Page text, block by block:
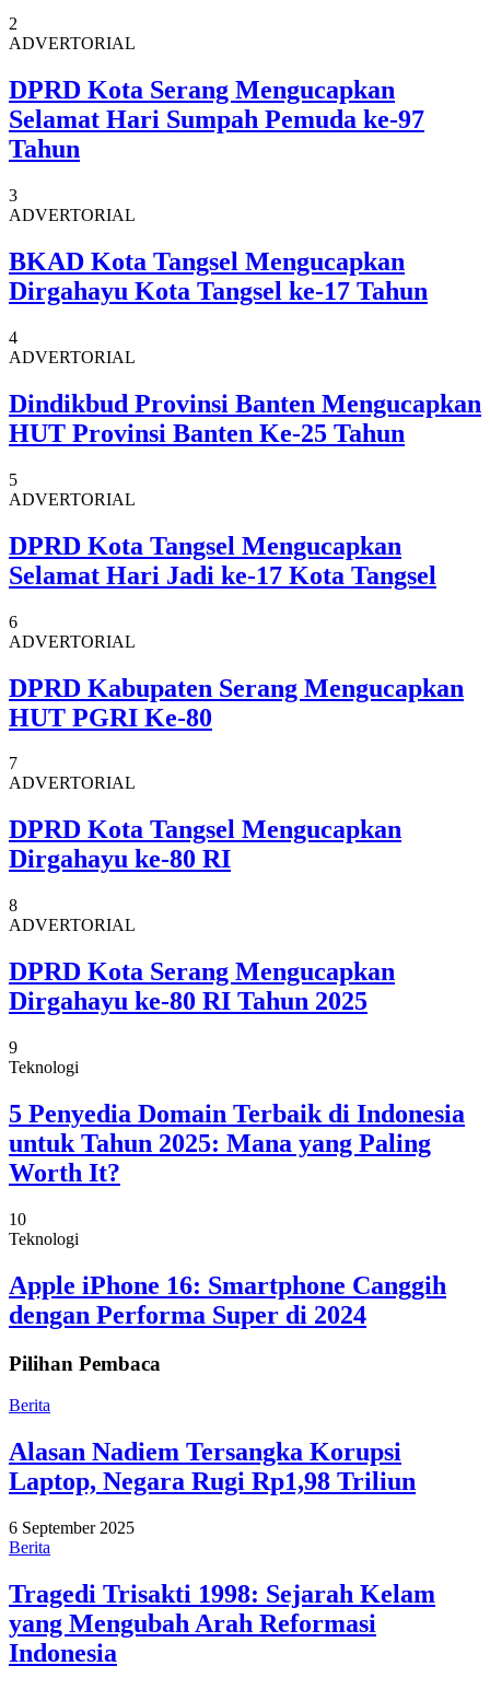
2
ADVERTORIAL
DPRD Kota Serang Mengucapkan
Selamat Hari Sumpah Pemuda ke-97
Tahun
3
ADVERTORIAL
BKAD Kota Tangsel Mengucapkan
Dirgahayu Kota Tangsel ke-17 Tahun
4
ADVERTORIAL
Dindikbud Provinsi Banten Mengucapkan
HUT Provinsi Banten Ke-25 Tahun
5
ADVERTORIAL
DPRD Kota Tangsel Mengucapkan
Selamat Hari Jadi ke-17 Kota Tangsel
6
ADVERTORIAL
DPRD Kabupaten Serang Mengucapkan
HUT PGRI Ke-80
7
ADVERTORIAL
DPRD Kota Tangsel Mengucapkan
Dirgahayu ke-80 RI
8
ADVERTORIAL
DPRD Kota Serang Mengucapkan
Dirgahayu ke-80 RI Tahun 2025
9
Teknologi
5 Penyedia Domain Terbaik di Indonesia
untuk Tahun 2025: Mana yang Paling
Worth It?
10
Teknologi
Apple iPhone 16: Smartphone Canggih
dengan Performa Super di 2024
Pilihan Pembaca
Berita
Alasan Nadiem Tersangka Korupsi
Laptop, Negara Rugi Rp1,98 Triliun
6 September 2025
Berita
Tragedi Trisakti 1998: Sejarah Kelam
yang Mengubah Arah Reformasi
Indonesia